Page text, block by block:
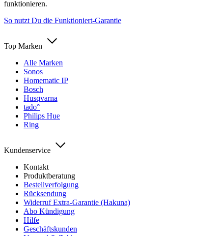
funktionieren.
So nutzt Du die Funktioniert-Garantie
Top Marken
Alle Marken
Sonos
Homematic IP
Bosch
Husqvarna
tado°
Philips Hue
Ring
Kundenservice
Kontakt
Produktberatung
Bestellverfolgung
Rücksendung
Widerruf Extra-Garantie (Hakuna)
Abo Kündigung
Hilfe
Geschäftskunden